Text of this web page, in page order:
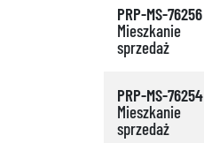
PRP-MS-76256
Mieszkanie
sprzedaż
PRP-MS-76254
Mieszkanie
sprzedaż